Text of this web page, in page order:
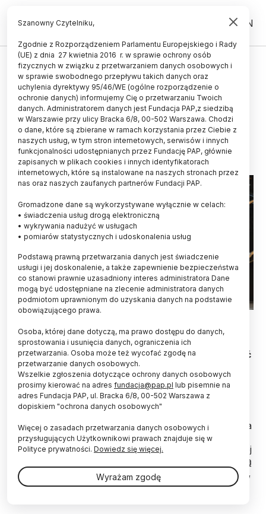
PL EN
ŚWIAT
Znaleziono nową przyczynę
cukrzycy
MAREK MATACZ
15.12.2023
aktualizacja: 15.12.2023
2 minuty czytania
Fot. Adobe Stock
Według nowego badania, do powstania cukrzycy
przyczynia się enzym, który zmniejsza wrażliwość
organizmu na insulinę. Odkrycie może otworzyć
drogę do nowych terapii.
Tlenek azotu to prosta cząsteczka, która ma jednak
kolosalne znaczenie dla organizmu – m.in. rozszerza
naczynia, poprawia pamięć, pomaga zwalczać
infekcje, pobudza wydzielanie hormonów. Sposób jej
działania był jednak owiany tajemnicą – przypominają
naukowcy z Case Western Reserve University (Ohio,
USA).
Szanowny Czytelniku,
Zgodnie z Rozporządzeniem Parlamentu Europejskiego i Rady
(UE) z dnia 27 kwietnia 2016 r. w sprawie ochrony osób
fizycznych w związku z przetwarzaniem danych osobowych i
w sprawie swobodnego przepływu takich danych oraz
uchylenia dyrektywy 95/46/WE (ogólne rozporządzenie o
ochronie danych) informujemy Cię o przetwarzaniu Twoich
danych. Administratorem danych jest Fundacja PAP,z siedzibą
w Warszawie przy ulicy Bracka 6/8, 00-502 Warszawa. Chodzi
o dane, które są zbierane w ramach korzystania przez Ciebie z
naszych usług, w tym stron internetowych, serwisów i innych
funkcjonalności udostępnianych przez Fundację PAP, głównie
zapisanych w plikach cookies i innych identyfikatorach
internetowych, które są instalowane na naszych stronach przez
nas oraz naszych zaufanych partnerów Fundacji PAP.
Gromadzone dane są wykorzystywane wyłącznie w celach:
• świadczenia usług drogą elektroniczną
• wykrywania nadużyć w usługach
• pomiarów statystycznych i udoskonalenia usług
Podstawą prawną przetwarzania danych jest świadczenie
usługi i jej doskonalenie, a także zapewnienie bezpieczeństwa
co stanowi prawnie uzasadniony interes administratora Dane
mogą być udostępniane na zlecenie administratora danych
podmiotom uprawnionym do uzyskania danych na podstawie
obowiązującego prawa.
Osoba, której dane dotyczą, ma prawo dostępu do danych,
sprostowania i usunięcia danych, ograniczenia ich
przetwarzania. Osoba może też wycofać zgodę na
przetwarzanie danych osobowych.
Wszelkie zgłoszenia dotyczące ochrony danych osobowych
prosimy kierować na adres fundacja@pap.pl lub pisemnie na
adres Fundacja PAP, ul. Bracka 6/8, 00-502 Warszawa z
dopiskiem "ochrona danych osobowych"
Więcej o zasadach przetwarzania danych osobowych i
przysługujących Użytkownikowi prawach znajduje się w
Polityce prywatności. Dowiedz się więcej.
Wyrażam zgodę